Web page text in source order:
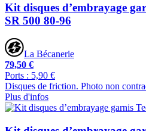
Kit disques d’embrayage
SR 500 80-96
La Bécanerie
79,50 €
Ports : 5,90 €
Disques de friction. Photo non
Plus d'infos